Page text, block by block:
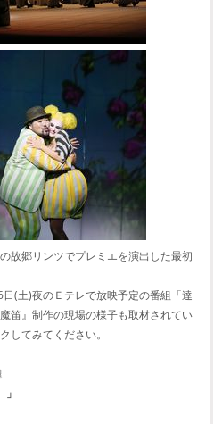
故郷リンツでプレミエを演出した最初
(土)夜のＥテレで放映予定の番組「達
笛』制作の現場の様子も取材されてい
してみてください。